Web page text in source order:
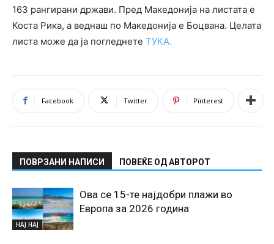
163 рангирани држави. Пред Македонија на листата е
Коста Рика, а веднаш по Македонија е Боцвана. Целата
листа може да ја погледнете ТУКА.
Facebook Twitter Pinterest
ПОВРЗАНИ НАПИСИ ПОВЕЌЕ ОД АВТОРОТ
НАЈ НАЈ
Ова се 15-те најдобри плажи во
Европа за 2026 година